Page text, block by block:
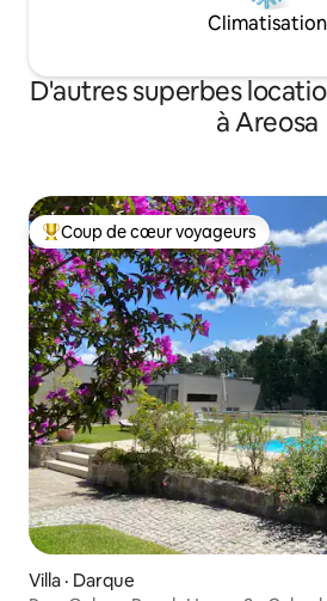
Climatisation
D'autres superbes
à Areosa
Coup de cœur voyageurs parmi les
Coup de cœur voyageurs
Villa · Darque